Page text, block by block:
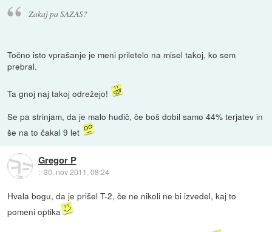
Zakaj pa SAZAS?
Točno isto vprašanje je meni priletelo na misel takoj, ko sem
prebral.
Ta gnoj naj takoj odrežejo!
Se pa strinjam, da je malo hudič, če boš dobil samo 44% terjatev in
še na to čakal 9 let
Gregor P
::30. nov 2011, 08:24
Hvala bogu, da je prišel T-2, če ne nikoli ne bi izvedel, kaj to
pomeni optika